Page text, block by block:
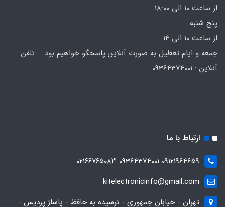
از ساعت 10 الی 18:00
پنج شنبه
از ساعت 10 الی 14
جمعه و ایام تعطیل به صورت آنلاین پاسخگو خواهیم بود تلفن
ارتباط با ما
09121964659 09364374001 ۰۲۱۶۶۷۶۵۰۸۳
kitelectronicinfo@gmail.com
تهران - خیابان جمهوری - نرسیده به حافظ - پاساژ پردیس -